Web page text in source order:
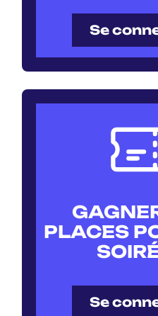
Se
PLACES
Se